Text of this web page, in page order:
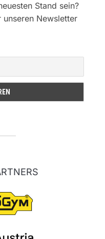
Stand sein?
Newsletter